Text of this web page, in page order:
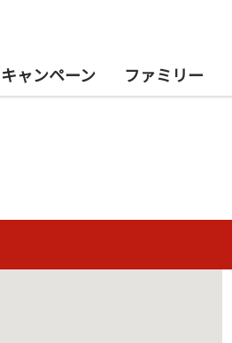
キャンペーン ファミリー